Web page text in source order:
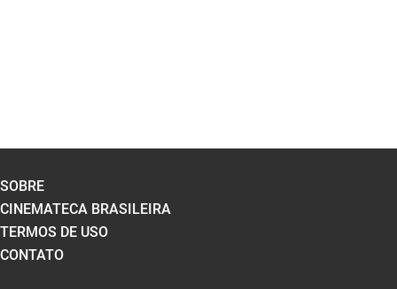
SOBRE
CINEMATECA BRASILEIRA
TERMOS DE USO
CONTATO